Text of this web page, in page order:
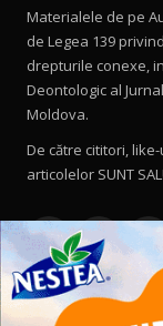
Materialele de pe
de Legea 139
drepturile conexe,
Deontologic al
Moldova.
De către cititori,
articolelor SUNT